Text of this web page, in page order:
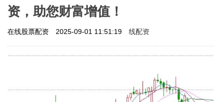
资，助您财富增值！
在线股票配资 2025-09-01 11:51:19 线配资